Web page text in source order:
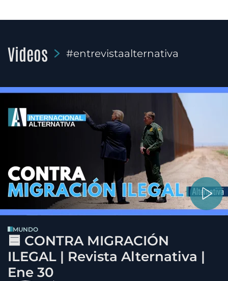
Videos #entrevistaalternativa
MUNDO
🟦 CONTRA MIGRACIÓN
ILEGAL | Revista Alternativa |
Ene 30